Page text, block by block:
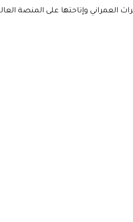
العمراني وإتاحتها على المنصة